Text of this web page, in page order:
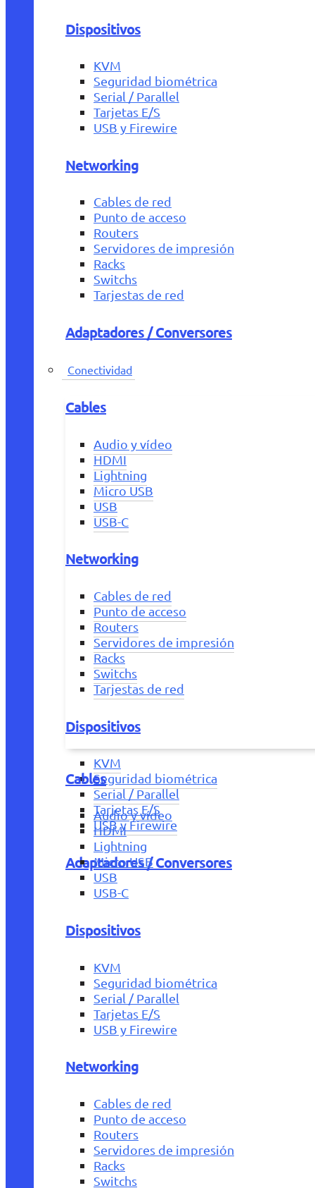
Dispositivos
KVM
Seguridad biométrica
Serial / Parallel
Tarjetas E/S
USB y Firewire
Networking
Cables de red
Punto de acceso
Routers
Servidores de impresión
Racks
Switchs
Tarjestas de red
Adaptadores / Conversores
Conectividad
Cables
Audio y vídeo
HDMI
Lightning
Micro USB
USB
USB-C
Networking
Cables de red
Punto de acceso
Routers
Servidores de impresión
Racks
Switchs
Tarjestas de red
Dispositivos
KVM
Seguridad biométrica
Serial / Parallel
Tarjetas E/S
USB y Firewire
Adaptadores / Conversores
Cables
Audio y vídeo
HDMI
Lightning
Micro USB
USB
USB-C
Dispositivos
KVM
Seguridad biométrica
Serial / Parallel
Tarjetas E/S
USB y Firewire
Networking
Cables de red
Punto de acceso
Routers
Servidores de impresión
Racks
Switchs